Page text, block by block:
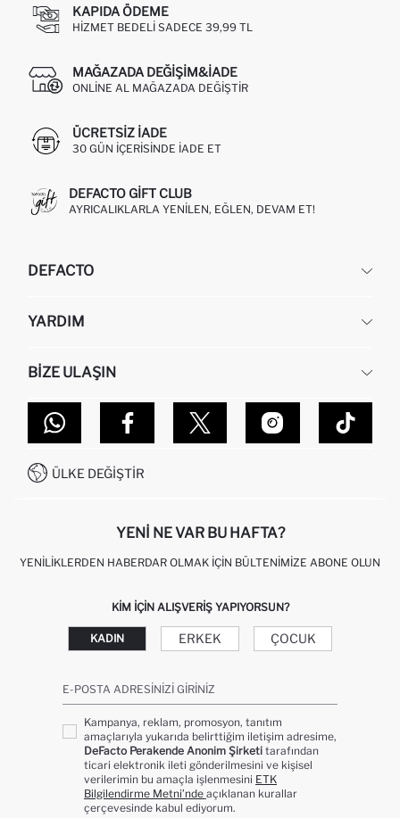
KAPIDA ÖDEME
HIZMET BEDELI SADECE 39,99 TL
MAĞAZADA DEĞIŞIM&İADE
ONLINE AL MAĞAZADA DEĞIŞTIR
ÜCRETSIZ IADE
30 GÜN IÇERISINDE IADE ET
DEFACTO GIFT CLUB
AYRICALIKLARLA YENILEN, EĞLEN, DEVAM ET!
DEFACTO
HAKKIMIZDA
KURUMSAL SATIŞ
DEFACTO TEKNOLOJI
SITEMAP
YARDIM
SIPARIŞIMI NASIL TAKIP EDERIM?
NASIL İADE EDERIM?
GIFT CLUB SIKÇA SORULAN SORULAR
İŞLEM REHBERI
KAMPANYALAR
BIZE ULAŞIN
MAĞAZALARIMIZ
İLETIŞIM FORMU
0850 333 22 86
ÜLKE DEĞIŞTIR
YENI NE VAR BU HAFTA?
YENILIKLERDEN HABERDAR OLMAK İÇIN BÜLTENIMIZE ABONE OLUN
KIM IÇIN ALIŞVERIŞ YAPIYORSUN?
KADIN ERKEK ÇOCUK
E-POSTA ADRESINIZI GIRINIZ
Kampanya, reklam, promosyon, tanıtım
amaçlarıyla yukarıda belirttiğim iletişim adresime,
DeFacto Perakende Anonim Şirketi tarafından
ticari elektronik ileti gönderilmesini ve kişisel
verilerimin bu amaçla işlenmesini ETK
Bilgilendirme Metni’nde açıklanan kurallar
çerçevesinde kabul ediyorum.